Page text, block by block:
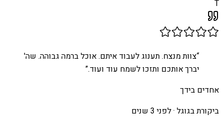
T
“צוות מנצח. תענוג לעבוד איתם. אוכל ברמה גבוהה. שה'
יברך אותכם ותזכו לשמח עוד ועוד.”
אחדים בידך
ביקורת בגוגל ·לפני 3 שנים